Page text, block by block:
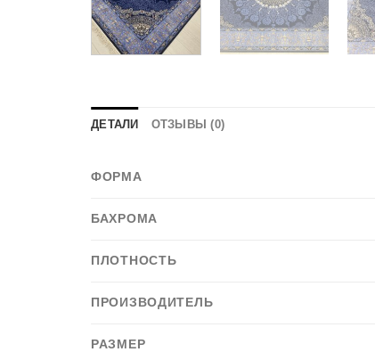
ДЕТАЛИ ОТЗЫВЫ (0)
ФОРМА
БАХРОМА
ПЛОТНОСТЬ
ПРОИЗВОДИТЕЛЬ
РАЗМЕР